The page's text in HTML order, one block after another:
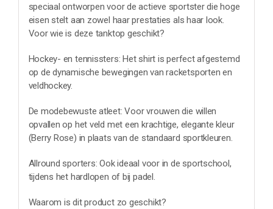
speciaal ontworpen voor de actieve sportster die hoge
eisen stelt aan zowel haar prestaties als haar look.
Voor wie is deze tanktop geschikt?
Hockey- en tennissters: Het shirt is perfect afgestemd
op de dynamische bewegingen van racketsporten en
veldhockey.
De modebewuste atleet: Voor vrouwen die willen
opvallen op het veld met een krachtige, elegante kleur
(Berry Rose) in plaats van de standaard sportkleuren.
Allround sporters: Ook ideaal voor in de sportschool,
tijdens het hardlopen of bij padel.
Waarom is dit product zo geschikt?